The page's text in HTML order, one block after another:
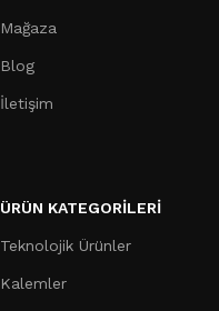
Mağaza
Blog
İletişim
ÜRÜN KATEGORILERI
Teknolojik Ürünler
Kalemler